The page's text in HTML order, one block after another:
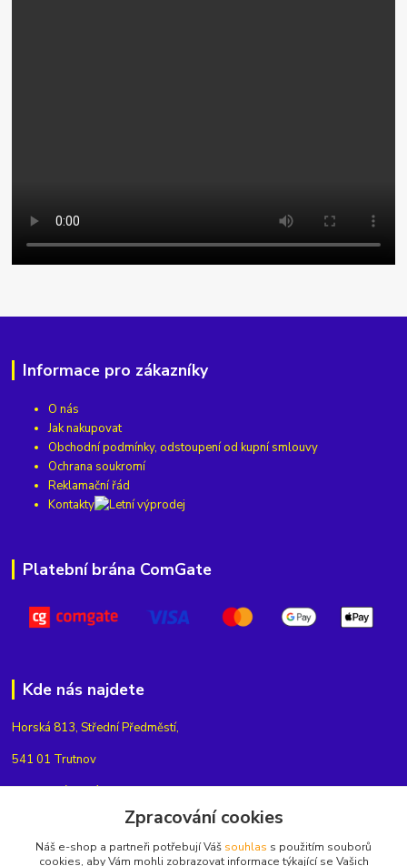
Informace pro zákazníky
O nás
Jak nakupovat
Obchodní podmínky, odstoupení od kupní smlouvy
Ochrana soukromí
Reklamační řád
Kontakty
Platební brána ComGate
Kde nás najdete
Horská 813, Střední Předměstí,
541 01 Trutnov
Najdete nás také nanebo na
Zpracování cookies
Náš e-shop a partneři potřebují Váš souhlas s použitím souborů
cookies, aby Vám mohli zobrazovat informace týkající se Vašich